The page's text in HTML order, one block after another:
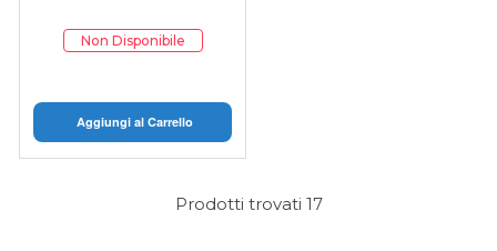
Non Disponibile
Aggiungi al Carrello
Prodotti trovati 17